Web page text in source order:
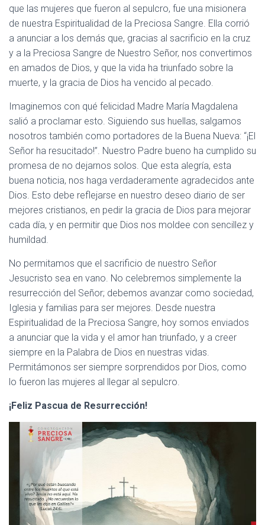
que las mujeres que fueron al sepulcro, fue una misionera
de nuestra Espiritualidad de la Preciosa Sangre. Ella corrió
a anunciar a los demás que, gracias al sacrificio en la cruz
y a la Preciosa Sangre de Nuestro Señor, nos convertimos
en amados de Dios, y que la vida ha triunfado sobre la
muerte, y la gracia de Dios ha vencido al pecado.
Imaginemos con qué felicidad Madre María Magdalena
salió a proclamar esto. Siguiendo sus huellas, salgamos
nosotros también como portadores de la Buena Nueva: “¡El
Señor ha resucitado!”. Nuestro Padre bueno ha cumplido su
promesa de no dejarnos solos. Que esta alegría, esta
buena noticia, nos haga verdaderamente agradecidos ante
Dios. Esto debe reflejarse en nuestro deseo diario de ser
mejores cristianos, en pedir la gracia de Dios para mejorar
cada día, y en permitir que Dios nos moldee con sencillez y
humildad.
No permitamos que el sacrificio de nuestro Señor
Jesucristo sea en vano. No celebremos simplemente la
resurrección del Señor; debemos avanzar como sociedad,
Iglesia y familias para ser mejores. Desde nuestra
Espiritualidad de la Preciosa Sangre, hoy somos enviados
a anunciar que la vida y el amor han triunfado, y a creer
siempre en la Palabra de Dios en nuestras vidas.
Permitámonos ser siempre sorprendidos por Dios, como
lo fueron las mujeres al llegar al sepulcro.
¡Feliz Pascua de Resurrección!